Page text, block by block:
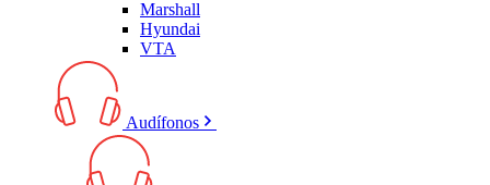
Marshall
Hyundai
VTA
Audífonos